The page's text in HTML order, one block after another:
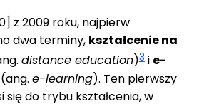
z 2009 roku, najpierw
dwa terminy, kształcenie na
distance education)3i e-
e-learning). Ten pierwszy
się do trybu kształcenia, w